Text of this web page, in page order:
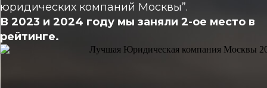
юридических компаний Москвы”.
В 2023 и 2024 году мы заняли 2-ое место в
рейтинге.